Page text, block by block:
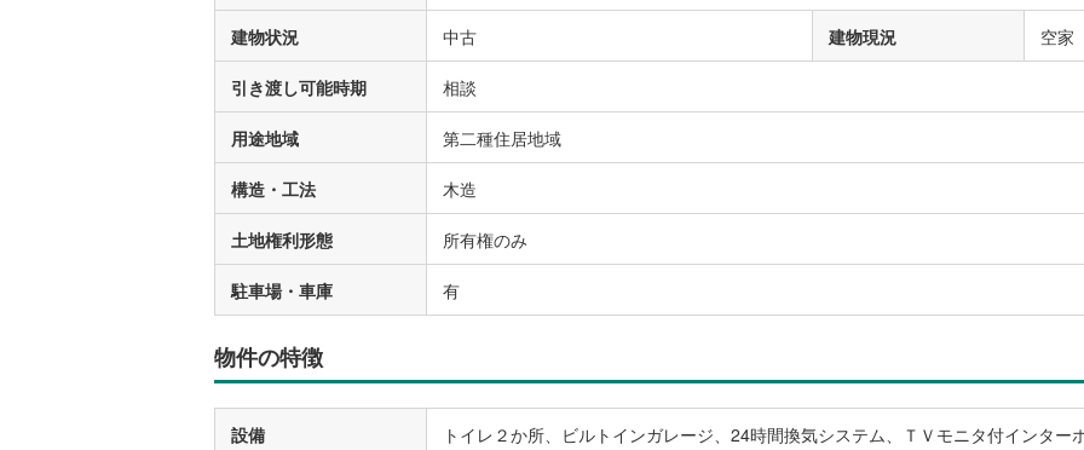
建物状況 中古 建物現況 空家
引き渡し可能時期 相談
用途地域 第二種住居地域
構造・工法 木造
土地権利形態 所有権のみ
駐車場・車庫 有
物件の特徴
設備 トイレ２か所、ビルトインガレージ、24時間換気システム、ＴＶモニタ付インター